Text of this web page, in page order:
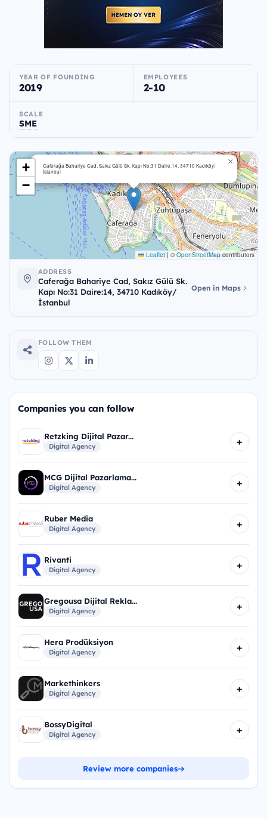
YEAR OF FOUNDING
2019
EMPLOYEES
2-10
SCALE
SME
Caferağa Bahariye Cad, Sakız Gülü Sk. Kapı No:31 Daire:14, 34710 Kadıköy/
İstanbul
×
+
−
Leaflet | ©OpenStreetMapcontributors
ADDRESS
Caferağa Bahariye Cad, Sakız Gülü Sk.
Kapı No:31 Daire:14, 34710 Kadıköy/
İstanbul
Open in Maps
FOLLOW THEM
Companies you can follow
Retzking Dijital Pazar...
Digital Agency +
MCG Dijital Pazarlama...
Digital Agency +
Ruber Media
Digital Agency +
Rivanti
Digital Agency +
Gregousa Dijital Rekla...
Digital Agency +
Hera Prodüksiyon
Digital Agency +
Markethinkers
Digital Agency +
BossyDigital
Digital Agency +
Review more companies